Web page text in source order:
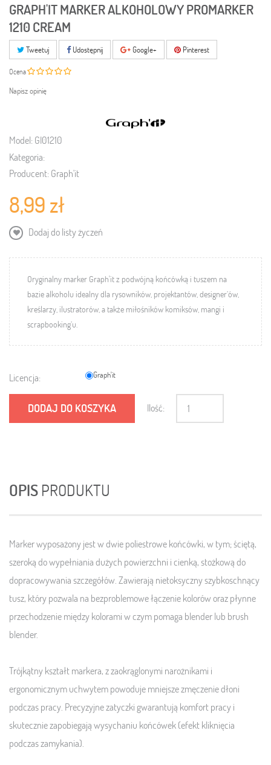
GRAPH'IT MARKER ALKOHOLOWY PROMARKER
1210 CREAM
Tweetuj Udostępnij Google+ Pinterest
Ocena
Napisz opinię
Model: GI01210
Kategoria:
Producent: Graph'it
8,99 zł
Dodaj do listy życzeń
Oryginalny marker Graph'it z podwójną końcówką i tuszem na
bazie alkoholu idealny dla rysowników, projektantów, designer’ów,
kreślarzy, ilustratorów, a także miłośników komiksów, mangi i
scrapbooking’u.
Licencja: Graph'it
DODAJ DO KOSZYKA Ilość:
OPIS PRODUKTU
Marker wyposażony jest w dwie poliestrowe końcówki, w tym; ściętą,
szeroką do wypełniania dużych powierzchni i cienką, stożkową do
dopracowywania szczegółów. Zawierają nietoksyczny szybkoschnący
tusz, który pozwala na bezproblemowe łączenie kolorów oraz płynne
przechodzenie między kolorami w czym pomaga blender lub brush
blender.
Trójkątny kształt markera, z zaokrąglonymi narożnikami i
ergonomicznym uchwytem powoduje mniejsze zmęczenie dłoni
podczas pracy. Precyzyjne zatyczki gwarantują komfort pracy i
skutecznie zapobiegają wysychaniu końcówek (efekt kliknięcia
podczas zamykania).